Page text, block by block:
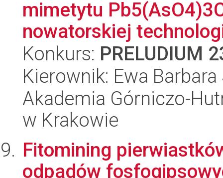
mimetytu
nowatorskiej
Konkurs: PRELUDIUM
Kierownik: Ewa
Akademia Górniczo-
w Krakowie
Fitomining
odpadów